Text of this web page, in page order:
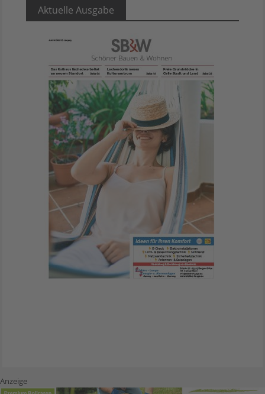
Aktuelle Ausgabe
Anzeige